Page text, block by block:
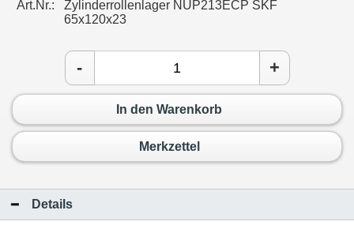
Art.Nr.:
Zylinderrollenlager NUP213ECP SKF
65x120x23
- +
In den Warenkorb
Merkzettel
Details